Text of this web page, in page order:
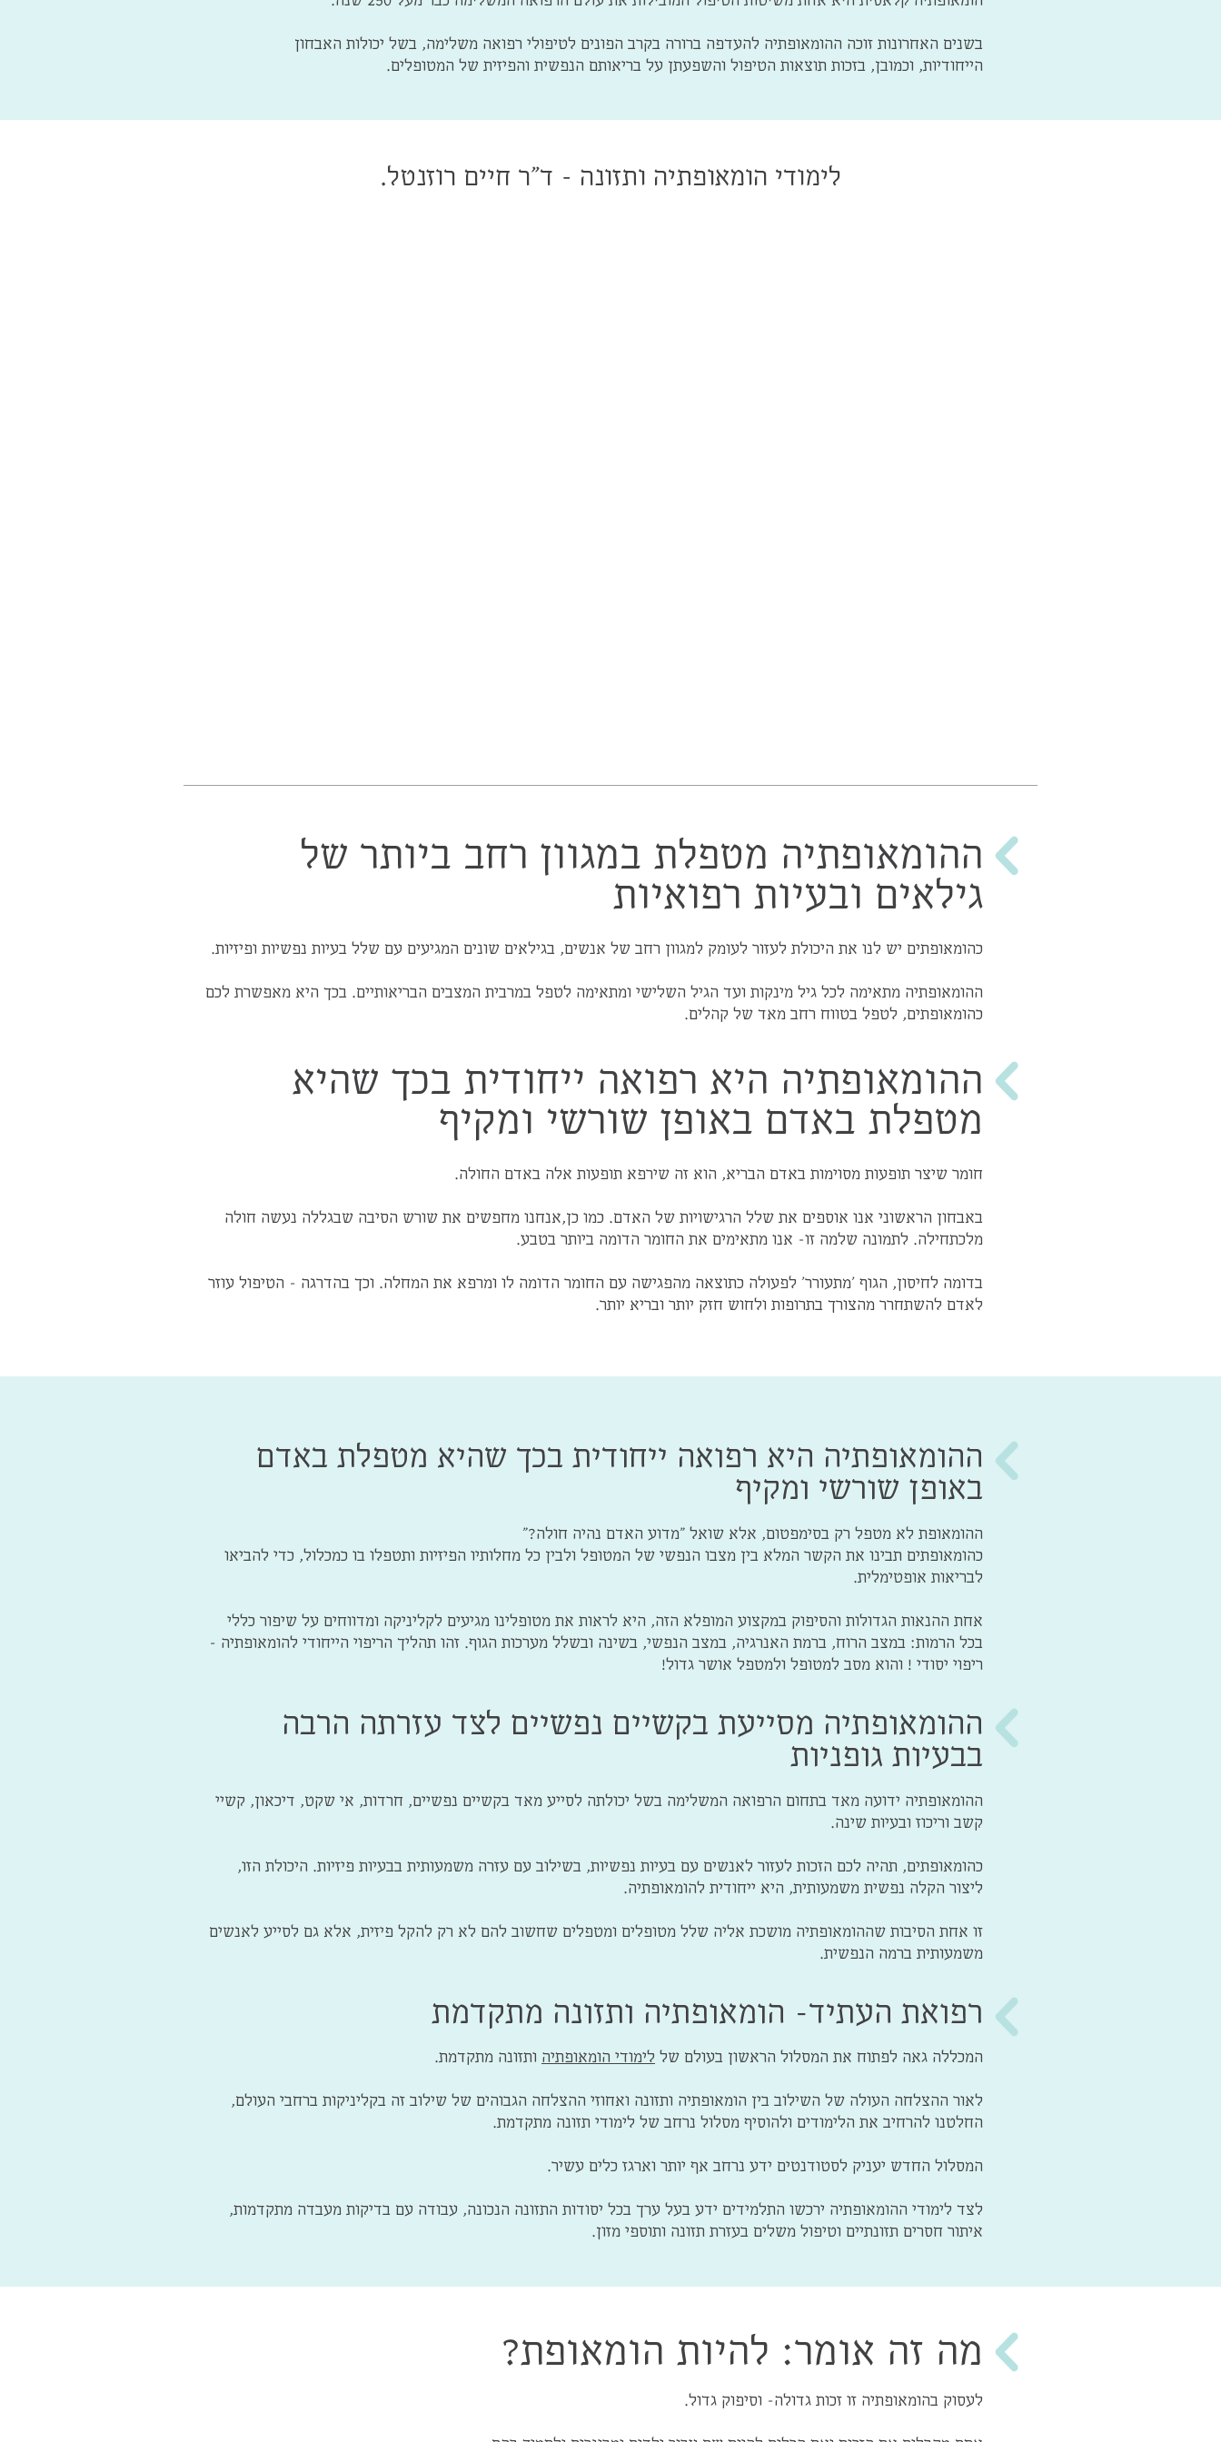
בשנים האחרונות זוכה ההומאופתיה להעדפה ברורה בקרב הפונים לטיפולי רפואה משלימה, בשל יכולות האבחון
הייחודיות, וכמובן, בזכות תוצאות הטיפול והשפעתן על בריאותם הנפשית והפיזית של המטופלים.
לימודי הומאופתיה ותזונה - ד"ר חיים רוזנטל.
ההומאופתיה מטפלת במגוון רחב ביותר של
גילאים ובעיות רפואיות
כהומאופתים יש לנו את היכולת לעזור לעומק למגוון רחב של אנשים, בגילאים שונים המגיעים עם שלל בעיות נפשיות ופיזיות.
ההומאופתיה מתאימה לכל גיל מינקות ועד הגיל השלישי ומתאימה לטפל במרבית המצבים הבריאותיים. בכך היא מאפשרת לכם
כהומאופתים, לטפל בטווח רחב מאד של קהלים.
ההומאופתיה היא רפואה ייחודית בכך שהיא
מטפלת באדם באופן שורשי ומקיף
חומר שיצר תופעות מסוימות באדם הבריא, הוא זה שירפא תופעות אלה באדם החולה.
באבחון הראשוני אנו אוספים את שלל הרגישויות של האדם. כמו כן,אנחנו מחפשים את שורש הסיבה שבגללה נעשה חולה
מלכתחילה. לתמונה שלמה זו- אנו מתאימים את החומר הדומה ביותר בטבע.
בדומה לחיסון, הגוף 'מתעורר' לפעולה כתוצאה מהפגישה עם החומר הדומה לו ומרפא את המחלה. וכך בהדרגה - הטיפול עוזר
לאדם להשתחרר מהצורך בתרופות ולחוש חזק יותר ובריא יותר.
ההומאופתיה היא רפואה ייחודית בכך שהיא מטפלת באדם
באופן שורשי ומקיף
ההומאופת לא מטפל רק בסימפטום, אלא שואל "מדוע האדם נהיה חולה?"
כהומאופתים תבינו את הקשר המלא בין מצבו הנפשי של המטופל ולבין כל מחלותיו הפיזיות ותטפלו בו כמכלול, כדי להביאו
לבריאות אופטימלית.
אחת ההנאות הגדולות והסיפוק במקצוע המופלא הזה, היא לראות את מטופלינו מגיעים לקליניקה ומדווחים על שיפור כללי
בכל הרמות: במצב הרוח, ברמת האנרגיה, במצב הנפשי, בשינה ובשלל מערכות הגוף. זהו תהליך הריפוי הייחודי להומאופתיה -
ריפוי יסודי ! והוא מסב למטופל ולמטפל אושר גדול!
ההומאופתיה מסייעת בקשיים נפשיים לצד עזרתה הרבה
בבעיות גופניות
ההומאופתיה ידועה מאד בתחום הרפואה המשלימה בשל יכולתה לסייע מאד בקשיים נפשיים, חרדות, אי שקט, דיכאון, קשיי
קשב וריכוז ובעיות שינה.
כהומאופתים, תהיה לכם הזכות לעזור לאנשים עם בעיות נפשיות, בשילוב עם עזרה משמעותית בבעיות פיזיות. היכולת הזו,
ליצור הקלה נפשית משמעותית, היא ייחודית להומאופתיה.
זו אחת הסיבות שההומאופתיה מושכת אליה שלל מטופלים ומטפלים שחשוב להם לא רק להקל פיזית, אלא גם לסייע לאנשים
משמעותית ברמה הנפשית.
רפואת העתיד- הומאופתיה ותזונה מתקדמת
המכללה גאה לפתוח את המסלול הראשון בעולם של לימודי הומאופתיה ותזונה מתקדמת.
לאור ההצלחה העולה של השילוב בין הומאופתיה ותזונה ואחוזי ההצלחה הגבוהים של שילוב זה בקליניקות ברחבי העולם,
החלטנו להרחיב את הלימודים ולהוסיף מסלול נרחב של לימודי תזונה מתקדמת.
המסלול החדש יעניק לסטודנטים ידע נרחב אף יותר וארגז כלים עשיר.
לצד לימודי ההומאופתיה ירכשו התלמידים ידע בעל ערך בכל יסודות התזונה הנכונה, עבודה עם בדיקות מעבדה מתקדמות,
איתור חסרים תזונתיים וטיפול משלים בעזרת תזונה ותוספי מזון.
מה זה אומר: להיות הומאופת?
לעסוק בהומאופתיה זו זכות גדולה- וסיפוק גדול.